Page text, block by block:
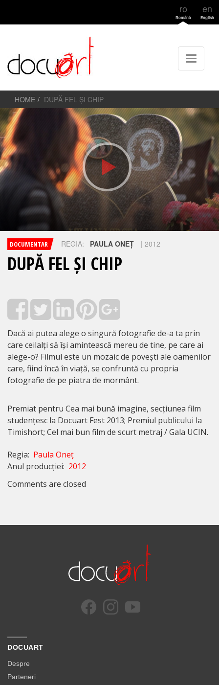
ro
Română
en
English
HOME DUPĂ FEL ȘI CHIP
DOCUMENTAR REGIA: PAULA ONEȚ | 2012
DUPĂ FEL ȘI CHIP
Dacă ai putea alege o singură fotografie de-a ta prin
care ceilalți să își amintească mereu de tine, pe care ai
alege-o? Filmul este un mozaic de povești ale oamenilor
care, fiind încă în viață, se confruntă cu propria
fotografie de pe piatra de mormânt.
Premiat pentru Cea mai bună imagine, secțiunea film
studențesc la Docuart Fest 2013; Premiul publicului la
Timishort; Cel mai bun film de scurt metraj / Gala UCIN.
Regia: Paula Oneț
Anul producției: 2012
Comments are closed
DOCUART
Despre
Parteneri